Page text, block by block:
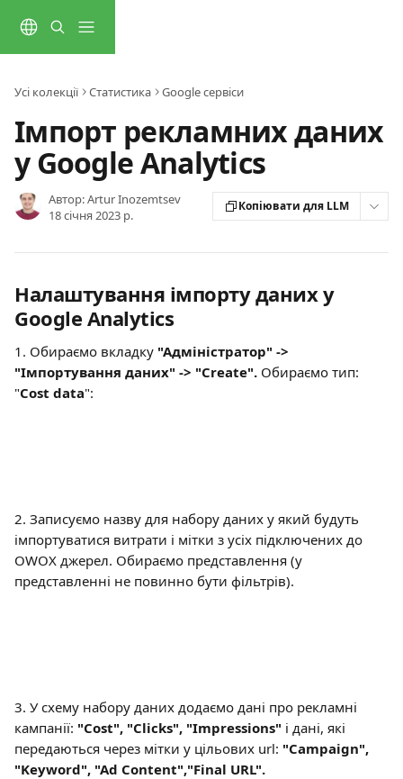
Усі колекції Статистика Google cервіси
Імпорт рекламних даних
у Google Analytics
Автор:Artur Inozemtsev
18 січня 2023 р.
Копіювати для LLM
Налаштування імпорту даних у
Google Analytics
1. Обираємо вкладку "Адміністратор" ->
"Імпортування даних" -> "Create". Обираємо тип:
"Cost data":
2. Записуємо назву для набору даних у який будуть
імпортуватися витрати і мітки з усіх підключених до
OWOX джерел. Обираємо представлення (у
представленні не повинно бути фільтрів).
3. У схему набору даних додаємо дані про рекламні
кампанії: "Cost", "Clicks", "Impressions" і дані, які
передаються через мітки у цільових url: "Campaign",
"Keyword", "Ad Content","Final URL".